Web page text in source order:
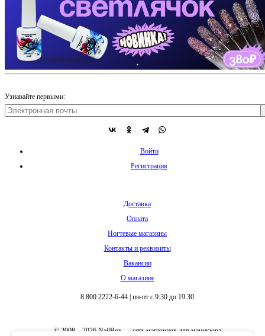
Узнавайте первыми:
Войти
Регистрация
Доставка
Оплата
Ногтевые магазины
Контакты и реквизиты
Вакансии
О магазине
8 800 2222-6-44 | пн-пт с 9:30 до 19:30
© 2008 – 2026 NailBox — сеть магазинов для маникюра